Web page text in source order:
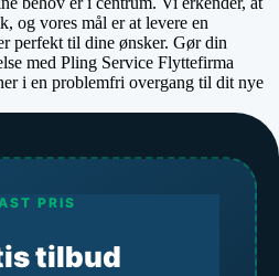
og vores mål er at levere en
perfekt til dine ønsker. Gør din
med Pling Service Flyttefirma
i en problemfri overgang til dit nye
PRIS
tilbud